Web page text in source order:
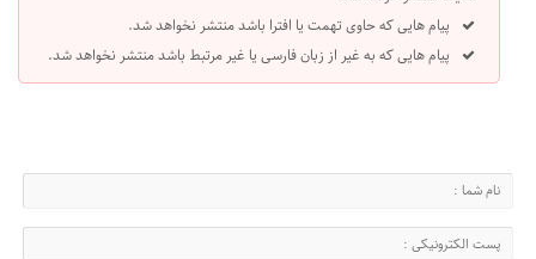
پیام هایی که حاوی تهمت یا افترا باشد منتشر نخواهد شد.
پیام هایی که به غیر از زبان فارسی یا غیر مرتبط باشد منتشر نخواهد شد.